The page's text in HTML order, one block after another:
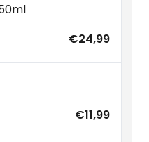
€24,99
€11,99